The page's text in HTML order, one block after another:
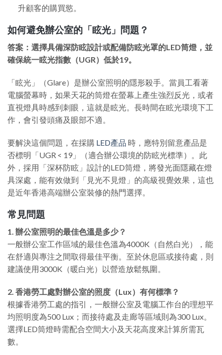
升顧客的購買慾。
如何避免辦公室的「眩光」問題？
答案：選擇具備深防眩設計或配備防眩光罩的LED筒燈，並
確保統一眩光指數（UGR）低於19。
「眩光」（Glare）是辦公室照明的隱形殺手。當員工看著
電腦螢幕時，如果天花的筒燈在螢幕上產生強烈反光，或者
直視燈具時感到刺眼，這就是眩光。長時間在眩光環境下工
作，會引發頭痛及眼部不適。
要解決這個問題，在採購 LED產品 時，應特別留意產品是
否標明「UGR < 19」（適合辦公環境的防眩光標準）。此
外，採用「深杯防眩」設計的LED筒燈，將發光面隱藏在燈
具深處，能有效做到「見光不見燈」的高級視覺效果，這也
是近年香港高端辦公室裝修的熱門選擇。
常見問題
1. 辦公室照明的最佳色溫是多少？
一般辦公室工作區域的最佳色溫為4000K（自然白光），能
在舒適與專注之間取得最佳平衡。至於休息區或接待處，則
建議使用3000K（暖白光）以營造放鬆氛圍。
2. 香港勞工處對辦公室的照度（Lux）有何標準？
根據香港勞工處的指引，一般辦公室及電腦工作台的理想平
均照明度為500 Lux；而接待處及走廊等區域則為300 Lux。
選擇LED筒燈時需配合空間大小及天花高度來計算所需瓦
數。